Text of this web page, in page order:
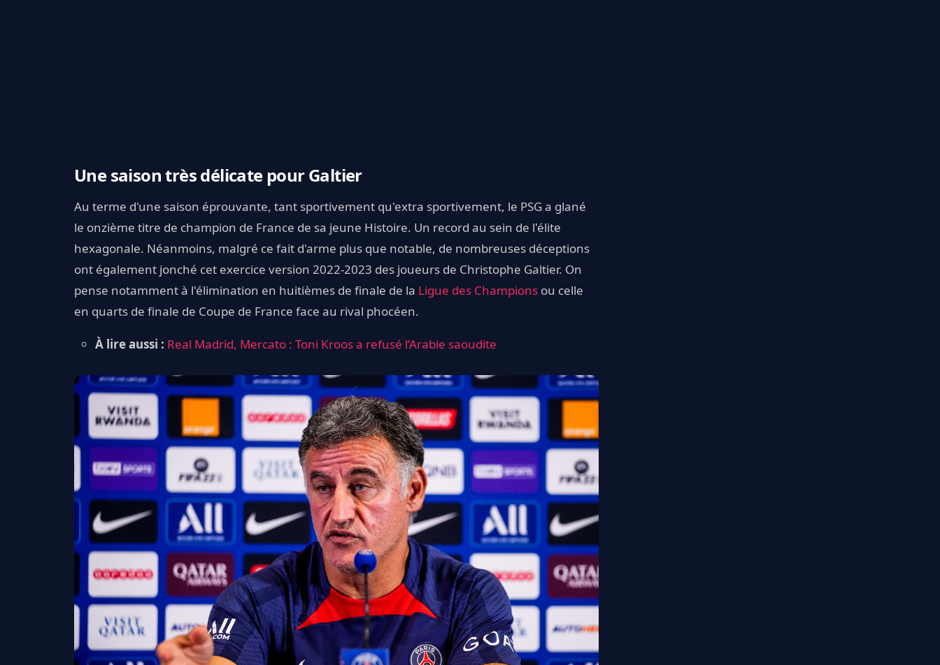
Une saison très délicate pour Galtier
Au terme d'une saison éprouvante, tant sportivement qu'extra sportivement, le PSG a glané
le onzième titre de champion de France de sa jeune Histoire. Un record au sein de l'élite
hexagonale. Néanmoins, malgré ce fait d'arme plus que notable, de nombreuses déceptions
ont également jonché cet exercice version 2022-2023 des joueurs de Christophe Galtier. On
pense notamment à l'élimination en huitièmes de finale de la Ligue des Champions ou celle
en quarts de finale de Coupe de France face au rival phocéen.
À lire aussi : Real Madrid, Mercato : Toni Kroos a refusé l’Arabie saoudite